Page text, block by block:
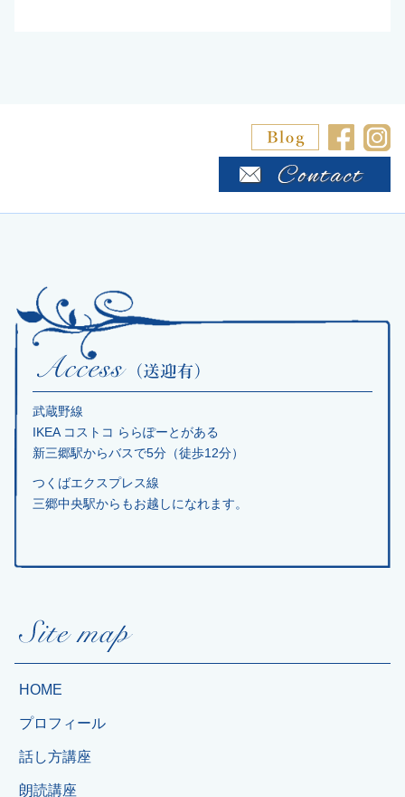
武蔵野線
IKEA コストコ ららぽーとがある
新三郷駅からバスで5分（徒歩12分）
つくばエクスプレス線
三郷中央駅からもお越しになれます。
HOME
プロフィール
話し方講座
朗読講座